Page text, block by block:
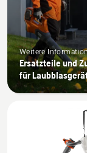
Weitere
Ersatzteile und
für